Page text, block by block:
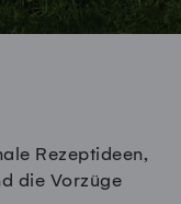
Rezeptideen,
die Vorzüge